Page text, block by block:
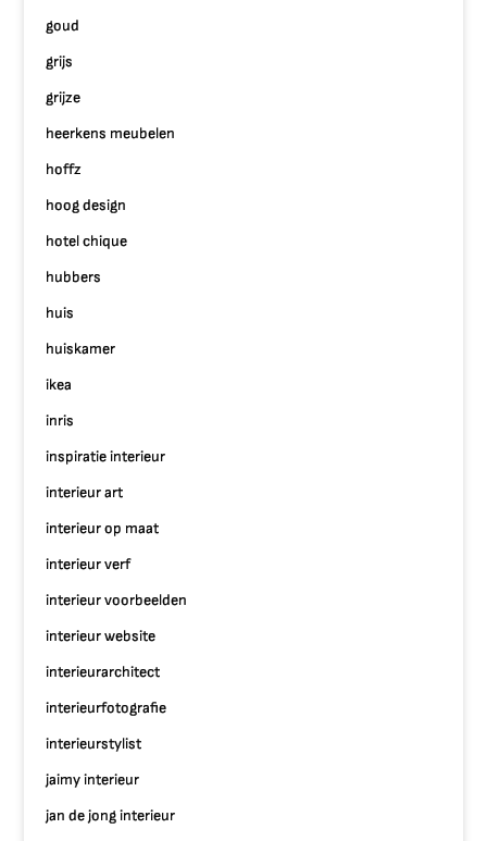
goud
grijs
grijze
heerkens meubelen
hoffz
hoog design
hotel chique
hubbers
huis
huiskamer
ikea
inris
inspiratie interieur
interieur art
interieur op maat
interieur verf
interieur voorbeelden
interieur website
interieurarchitect
interieurfotografie
interieurstylist
jaimy interieur
jan de jong interieur